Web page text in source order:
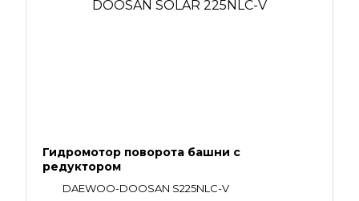
Гидромотор поворота башни с
редуктором
DAEWOO-DOOSAN S225NLC-V